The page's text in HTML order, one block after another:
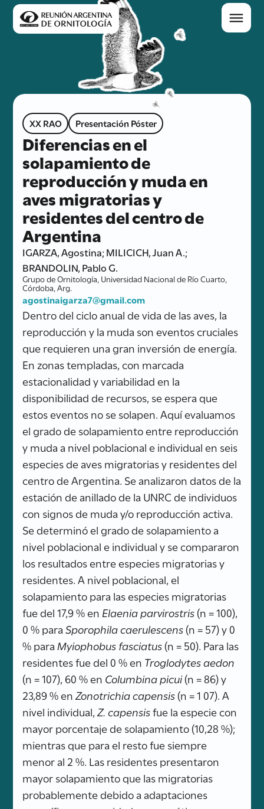
XX RAO Presentación Póster
Diferencias en el
solapamiento de
reproducción y muda en
aves migratorias y
residentes del centro de
Argentina
IGARZA, Agostina; MILICICH, Juan A.;
BRANDOLIN, Pablo G.
Grupo de Ornitología, Universidad Nacional de Río Cuarto,
Córdoba, Arg.
agostinaigarza7@gmail.com
Dentro del ciclo anual de vida de las aves, la
reproducción y la muda son eventos cruciales
que requieren una gran inversión de energía.
En zonas templadas, con marcada
estacionalidad y variabilidad en la
disponibilidad de recursos, se espera que
estos eventos no se solapen. Aquí evaluamos
el grado de solapamiento entre reproducción
y muda a nivel poblacional e individual en seis
especies de aves migratorias y residentes del
centro de Argentina. Se analizaron datos de la
estación de anillado de la UNRC de individuos
con signos de muda y/o reproducción activa.
Se determinó el grado de solapamiento a
nivel poblacional e individual y se compararon
los resultados entre especies migratorias y
residentes. A nivel poblacional, el
solapamiento para las especies migratorias
fue del 17,9 % en Elaenia parvirostris(n = 100),
0 % paraSporophila caerulescens(n = 57) y 0
% para Myiophobus fasciatus(n = 50). Para las
residentes fue del 0 % en Troglodytes aedon
(n = 107), 60 % en Columbina picui(n = 86) y
23,89 % enZonotrichia capensis(n = 1 07). A
nivel individual,Z. capensisfue la especie con
mayor porcentaje de solapamiento (10,28 %);
mientras que para el resto fue siempre
menor al 2 %. Las residentes presentaron
mayor solapamiento que las migratorias
probablemente debido a adaptaciones